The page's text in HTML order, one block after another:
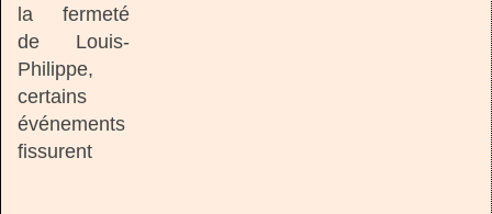
la fermeté
de Louis-
Philippe,
certains
événements
fissurent